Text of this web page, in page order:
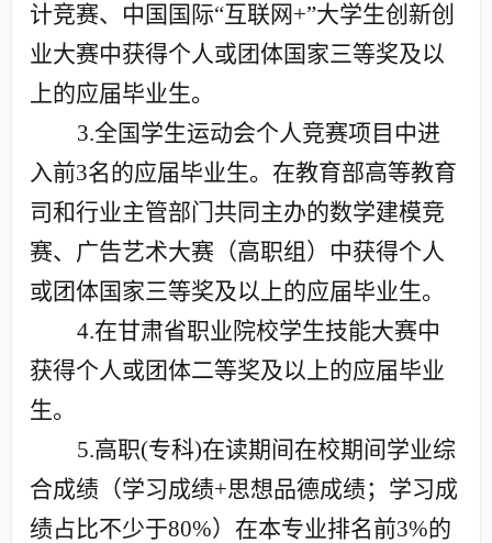
计竞赛、中国国际“互联网+”大学生创新创
业大赛中获得个人或团体国家三等奖及以
上的应届毕业生。
3.全国学生运动会个人竞赛项目中进
入前3名的应届毕业生。在教育部高等教育
司和行业主管部门共同主办的数学建模竞
赛、广告艺术大赛（高职组）中获得个人
或团体国家三等奖及以上的应届毕业生。
4.在甘肃省职业院校学生技能大赛中
获得个人或团体二等奖及以上的应届毕业
生。
5.高职(专科)在读期间在校期间学业综
合成绩（学习成绩+思想品德成绩；学习成
绩占比不少于80%）在本专业排名前3%的